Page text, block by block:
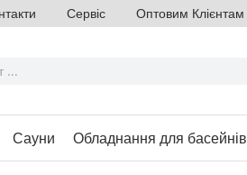
Сервіс Оптовим Клієнтам
Сауни Обладнання для басейнів